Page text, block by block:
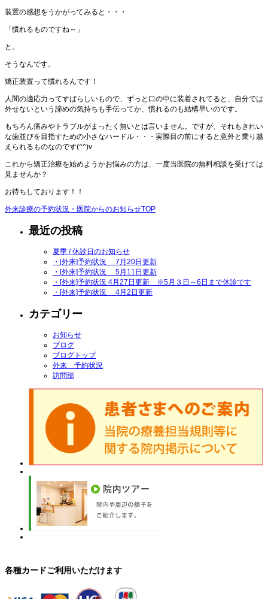
装置の感想をうかがってみると・・・
「慣れるものですね～」
と。
そうなんです。
矯正装置って慣れるんです！
人間の適応力ってすばらしいもので、ずっと口の中に装着されてると、自分では
外せないという諦めの気持ちも手伝ってか、慣れるのも結構早いのです。
もちろん痛みやトラブルがまったく無いとは言いません。ですが、それもきれい
な歯並びを目指すための小さなハードル・・・実際目の前にすると意外と乗り越
えられるものなのです(^^)v
これから矯正治療を始めようかお悩みの方は、一度当医院の無料相談を受けては
見ませんか？
お待ちしております！！
外来診療の予約状況・医院からのお知らせTOP
最近の投稿
夏季 / 休診日のお知らせ
・[外来]予約状況 7月20日更新
・[外来]予約状況 5月11日更新
・[外来]予約状況 4月27日更新 ※5月３日～6日まで休診です
・[外来]予約状況 4月2日更新
カテゴリー
お知らせ
ブログ
ブログトップ
外来 予約状況
訪問部
各種カードご利用いただけます